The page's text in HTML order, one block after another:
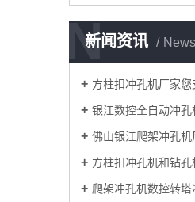
新闻资讯 News
N
方柱扣冲孔机厂家您支招教
银江数控全自动冲孔机夹
佛山银江爬架冲孔机厂
方柱扣冲孔机和钻孔机的
爬架冲孔机数控转塔冲床定期